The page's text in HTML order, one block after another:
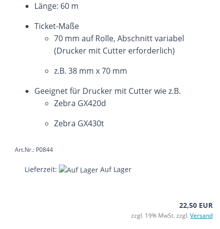
Länge: 60 m
Ticket-Maße
70 mm auf Rolle, Abschnitt variabel
(Drucker mit Cutter erforderlich)
z.B. 38 mm x 70 mm
Geeignet für Drucker mit Cutter wie z.B.
Zebra GX420d
Zebra GX430t
Art.Nr.: P0844
Lieferzeit: Auf Lager
22,50 EUR
zzgl. 19% MwSt. zzgl. Versand